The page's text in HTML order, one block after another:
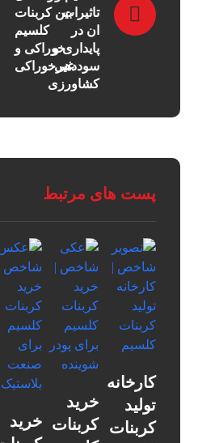
تاثیرات
ان در
پایداری و
سوددهی
کشاورزی
بین کربنات
کلسیم
خوراکی و
غیرخوراکی
پست های مرتبط
کارخانه
تولید
کربنات
خرید
کربنات
خرید